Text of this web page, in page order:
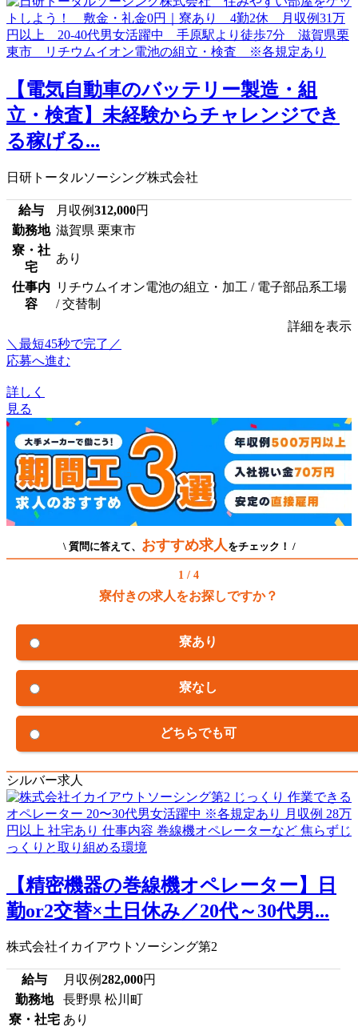
【電気自動車のバッテリー製造・組
立・検査】未経験からチャレンジでき
る稼げる...
日研トータルソーシング株式会社
給与 月収例312,000円
勤務地 滋賀県 栗東市
寮・社
宅
あり
仕事内
容
リチウムイオン電池の組立・加工 / 電子部品系工場
/ 交替制
詳細を表示
＼最短45秒で完了／
応募へ進む
詳しく
見る
\ 質問に答えて、 おすすめ求人 をチェック！ /
1 / 4
寮付きの求人をお探しですか？
寮あり
寮なし
どちらでも可
シルバー求人
【精密機器の巻線機オペレーター】日
勤or2交替×土日休み／20代～30代男...
株式会社イカイアウトソーシング第2
給与 月収例282,000円
勤務地
長野県 松川町
寮・社宅 あり